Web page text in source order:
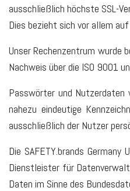
ausschließlich höchste SSL-
Dies bezieht sich vor allem
Unser Rechenzentrum wurde
Nachweis über die ISO 9001
Passwörter und Nutzerdaten
nahezu eindeutige
ausschließlich der Nutzer
Die SAFETY.brands
Dienstleister für
Daten im Sinne des